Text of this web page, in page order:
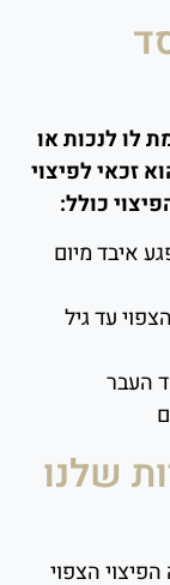
לו לנכות או
זכאי לפיצוי
כולל:
איבד מיום
עד גיל
העבר
שלנו
הצפוי